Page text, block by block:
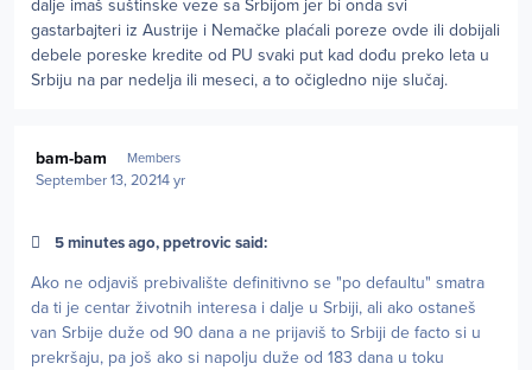
dalje imaš suštinske veze sa Srbijom jer bi onda svi
gastarbajteri iz Austrije i Nemačke plaćali poreze ovde ili dobijali
debele poreske kredite od PU svaki put kad dođu preko leta u
Srbiju na par nedelja ili meseci, a to očigledno nije slučaj.
bam-bam Members
September 13, 20214 yr
5 minutes ago, ppetrovic said:
Ako ne odjaviš prebivalište definitivno se "po defaultu" smatra
da ti je centar životnih interesa i dalje u Srbiji, ali ako ostaneš
van Srbije duže od 90 dana a ne prijaviš to Srbiji de facto si u
prekršaju, pa još ako si napolju duže od 183 dana u toku